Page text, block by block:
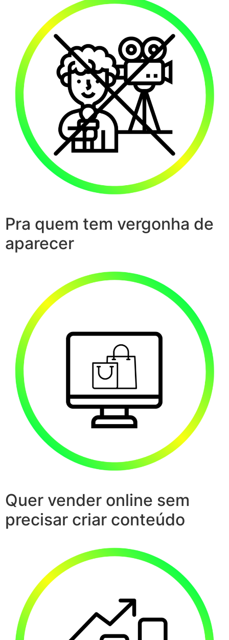
Pra quem tem vergonha de
aparecer
Quer vender online sem
precisar criar conteúdo